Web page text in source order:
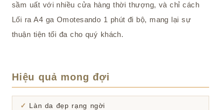
sầm uất với nhiều cửa hàng thời thượng, và chỉ cách
Lối ra A4 ga Omotesando 1 phút đi bộ, mang lại sự
thuận tiện tối đa cho quý khách.
Hiệu quả mong đợi
Làn da đẹp rạng ngời